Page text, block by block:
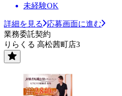
未経験OK
詳細を見る
応募画面に進む
業務委託契約
りらくる 高松茜町店3